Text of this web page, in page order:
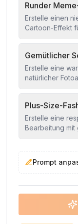
Runder
Erstelle einen
Cartoon-Effekt
Gemütlicher
Erstelle eine
natürlicher
Plus-Size-
Erstelle eine
Bearbeitung
Prompt